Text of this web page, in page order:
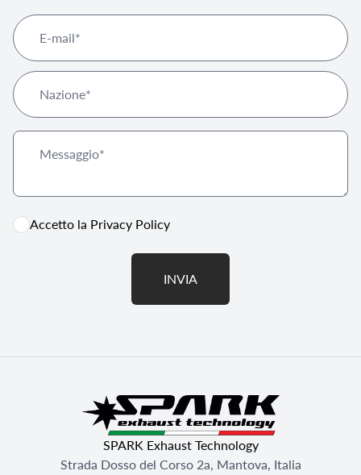
Accetto la Privacy Policy
INVIA
SPARK Exhaust Technology
Strada Dosso del Corso 2a, Mantova, Italia